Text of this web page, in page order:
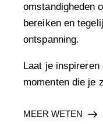
omstandigheden
bereiken en
ontspanning.
Laat je
momenten die je
MEER WETEN